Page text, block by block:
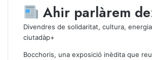
Ahir parlàrem
Divendres de solidaritat, cultura,
ciutadàp+
Bocchoris, una exposició inèdita que